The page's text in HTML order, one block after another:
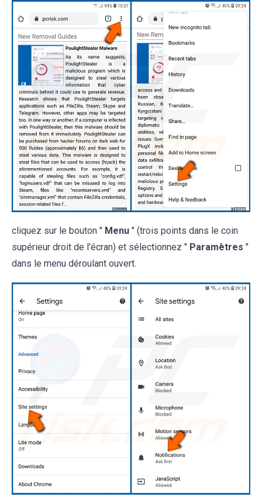
cliquez sur le bouton " Menu " (trois points dans le coin
supérieur droit de l'écran) et sélectionnez " Paramètres "
dans le menu déroulant ouvert.